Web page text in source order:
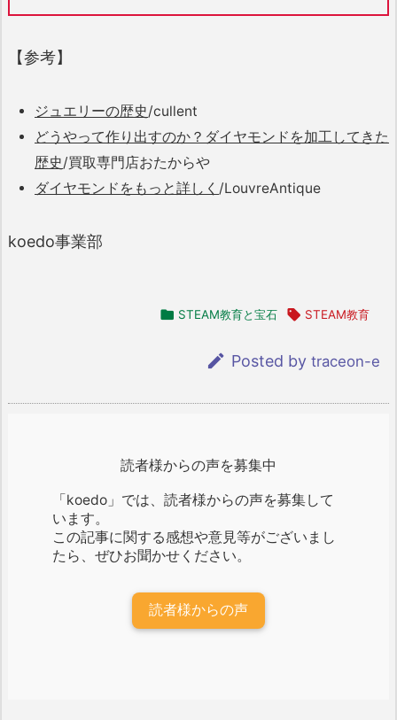
【参考】
ジュエリーの歴史/cullent
どうやって作り出すのか？ダイヤモンドを加工してきた
歴史/買取専門店おたからや
ダイヤモンドをもっと詳しく /LouvreAntique
koedo事業部
 STEAM教育と宝石  STEAM教育
 Posted by traceon-e
読者様からの声を募集中
「koedo」では、読者様からの声を募集して
います。
この記事に関する感想や意見等がございまし
たら、ぜひお聞かせください。
読者様からの声